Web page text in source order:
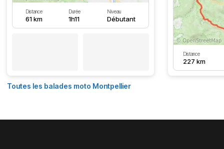
Distance
61 km
Durée
1h11
Niveau
Débutant
Distance
227 km
Toutes les balades moto Montpellier